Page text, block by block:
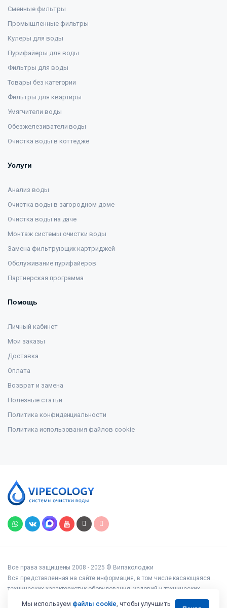
Сменные фильтры
Промышленные фильтры
Кулеры для воды
Пурифайеры для воды
Фильтры для воды
Товары без категории
Фильтры для квартиры
Умягчители воды
Обезжелезиватели воды
Очистка воды в коттедже
Услуги
Анализ воды
Очистка воды в загородном доме
Очистка воды на даче
Монтаж системы очистки воды
Замена фильтрующих картриджей
Обслуживание пурифайеров
Партнерская программа
Помощь
Личный кабинет
Мои заказы
Доставка
Оплата
Возврат и замена
Полезные статьи
Политика конфиденциальности
Политика использования файлов cookie
Все права защищены 2008 - 2025 © Випэколоджи
Вся представленная на сайте информация, в том числе касающаяся
технических характеристик оборудования, условий и технических
возможностей подключения, наличия на складе, стоимости товаров и
Мы используем файлы cookie, чтобы улучшить